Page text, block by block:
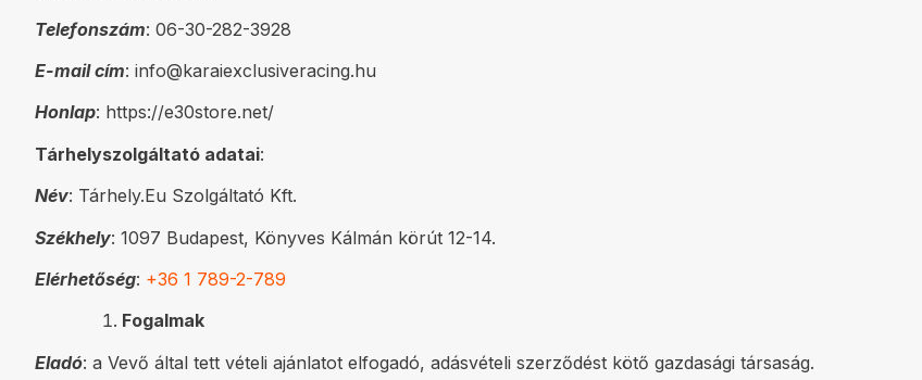
Telefonszám: 06-30-282-3928
E-mail cím: info@karaiexclusiveracing.hu
Honlap: https://e30store.net/
Tárhelyszolgáltató adatai:
Név: Tárhely.Eu Szolgáltató Kft.
Székhely: 1097 Budapest, Könyves Kálmán körút 12-14.
Elérhetőség: +36 1 789-2-789
Fogalmak
Eladó: a Vevő által tett vételi ajánlatot elfogadó, adásvételi szerződést kötő gazdasági társaság.